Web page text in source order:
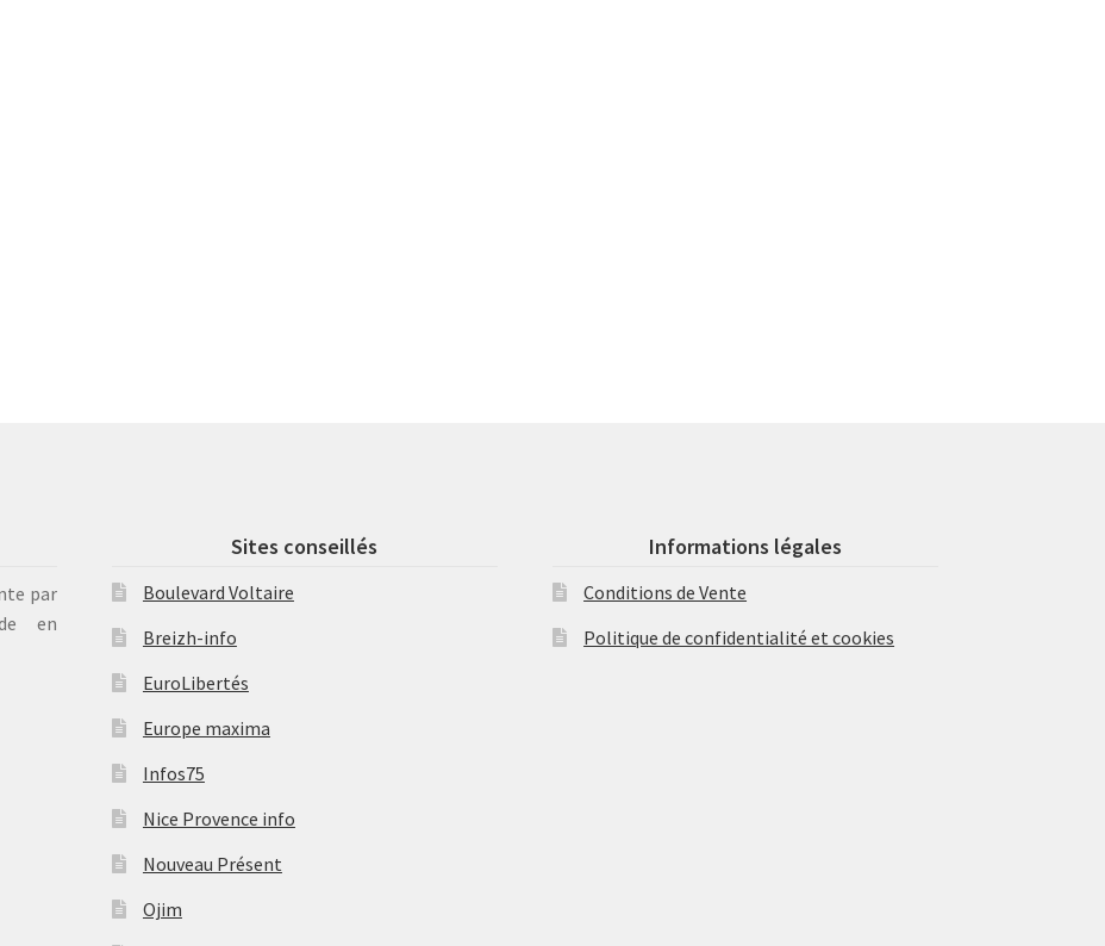
par
en
Sites conseillés
Boulevard Voltaire
Breizh-info
EuroLibertés
Europe maxima
Infos75
Nice Provence info
Nouveau Présent
Ojim
Informations légales
Conditions de Vente
Politique de confidentialité et cookies